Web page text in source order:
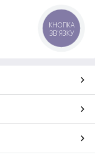
КНОПКА
ЗВ'ЯЗКУ